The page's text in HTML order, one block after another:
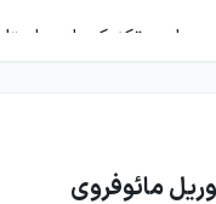
رعایت تکنیک‌های
حالات و رفتارهای او
مائوفروی